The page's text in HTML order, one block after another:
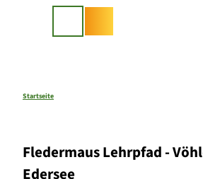
Startseite
Fledermaus Lehrpfad -
Edersee